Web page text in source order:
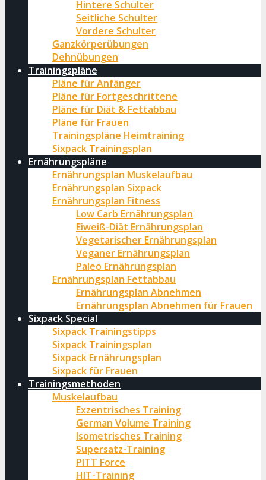
Hintere Schulter
Seitliche Schulter
Vordere Schulter
Ganzkörperübungen
Dehnübungen
Trainingspläne
Pläne für Anfänger
Pläne für Fortgeschrittene
Pläne für Diät & Fettabbau
Pläne für Frauen
Trainingspläne Heimtraining
Sixpack Trainingsplan
Ernährungspläne
Ernährungsplan Muskelaufbau
Ernährungsplan Sixpack
Ernährungsplan Fitness
Low Carb Ernährungsplan
Eiweiß-Diät Ernährungsplan
Vegetarischer Ernährungsplan
Veganer Ernährungsplan
Paleo Ernährungsplan
Ernährungsplan Fettabbau
Ernährungsplan Abnehmen
Ernährungsplan Abnehmen für Frauen
Sixpack Special
Sixpack Trainingstipps
Sixpack Trainingsplan
Sixpack Ernährungsplan
Sixpack für Frauen
Trainingsmethoden
Muskelaufbau
Exzentrisches Training
German Volume Training
Isometrisches Training
Supersatz-Training
PITT Force
HIT-Training